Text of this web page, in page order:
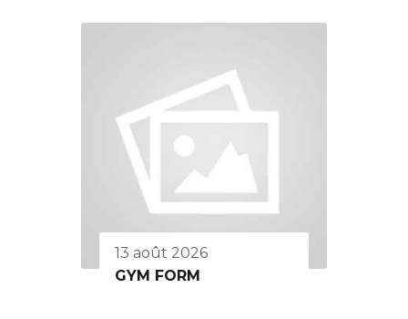
13 août 2026
GYM FORM